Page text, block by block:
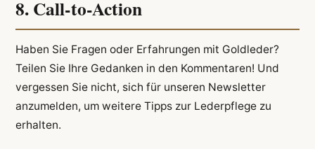
8. Call-to-Action
Haben Sie Fragen oder Erfahrungen mit Goldleder?
Teilen Sie Ihre Gedanken in den Kommentaren! Und
vergessen Sie nicht, sich für unseren Newsletter
anzumelden, um weitere Tipps zur Lederpflege zu
erhalten.